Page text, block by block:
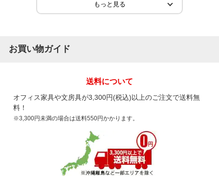
部屋にピッタリ、大きさもよく、すわりごこちもよかったです。
すべてのお客様のコメント見る
お買い物ガイド
送料について
オフィス家具や文房具が3,300円(税込)以上のご注文で送料無
料！
※3,300円未満の場合は送料550円かかります。